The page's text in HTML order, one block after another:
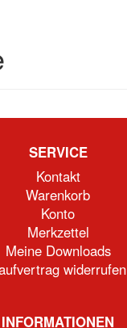
SERVICE
Kontakt
Warenkorb
Konto
Merkzettel
Meine Downloads
widerrufen
INFORMATIONEN